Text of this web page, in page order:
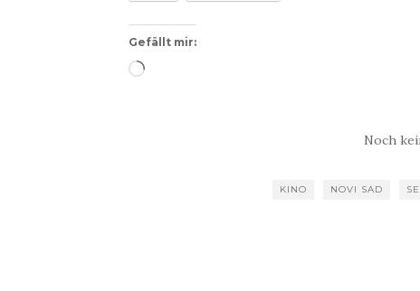
Gefällt mir:
Wird
Noch
KINO NOVI SAD